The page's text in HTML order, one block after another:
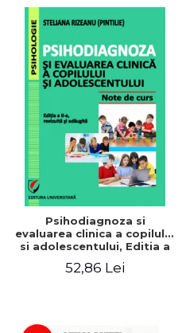
Psihodiagnoza si
evaluarea clinica a copilului
si adolescentului, Editia a
52,86 Lei